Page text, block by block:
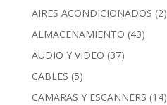
AIRES ACONDICIONADOS (2)
ALMACENAMIENTO (43)
AUDIO Y VIDEO (37)
CABLES (5)
CAMARAS Y ESCANNERS (14)